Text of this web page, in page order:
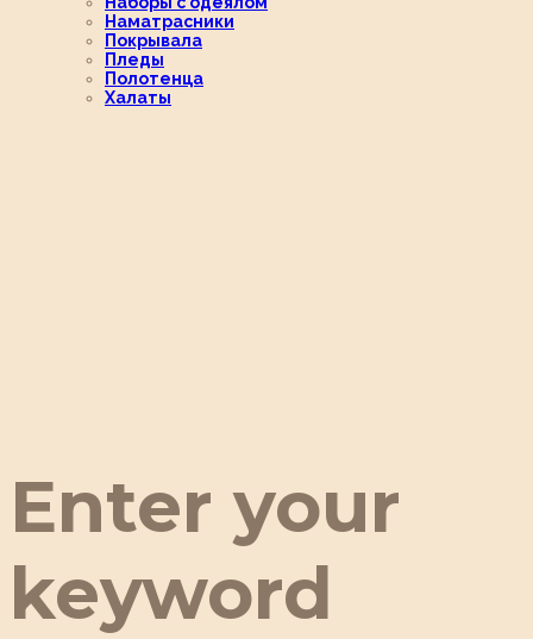
Наматрасники
Покрывала
Пледы
Полотенца
Халаты
Enter your
keyword